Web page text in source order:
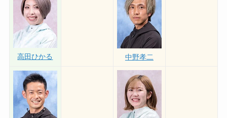
高田ひかる 中野孝二